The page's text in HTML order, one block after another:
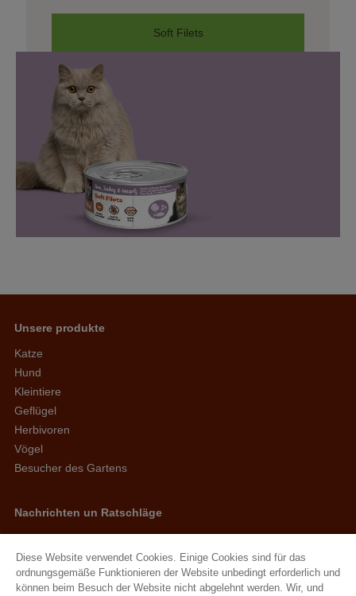
Soft Filets
Unsere produkte
Katze
Hund
Kleintiere
Geflügel
Herbivoren
Vögel
Besucher des Gartens
Nachrichten un Ratschläge
Neuigkeiten
Ratschläge
Diese Website verwendet Cookies. Einige Cookies sind für das
ordnungsgemäße Funktionieren der Website unbedingt erforderlich und
können beim Besuch der Website nicht abgelehnt werden. Wir, und